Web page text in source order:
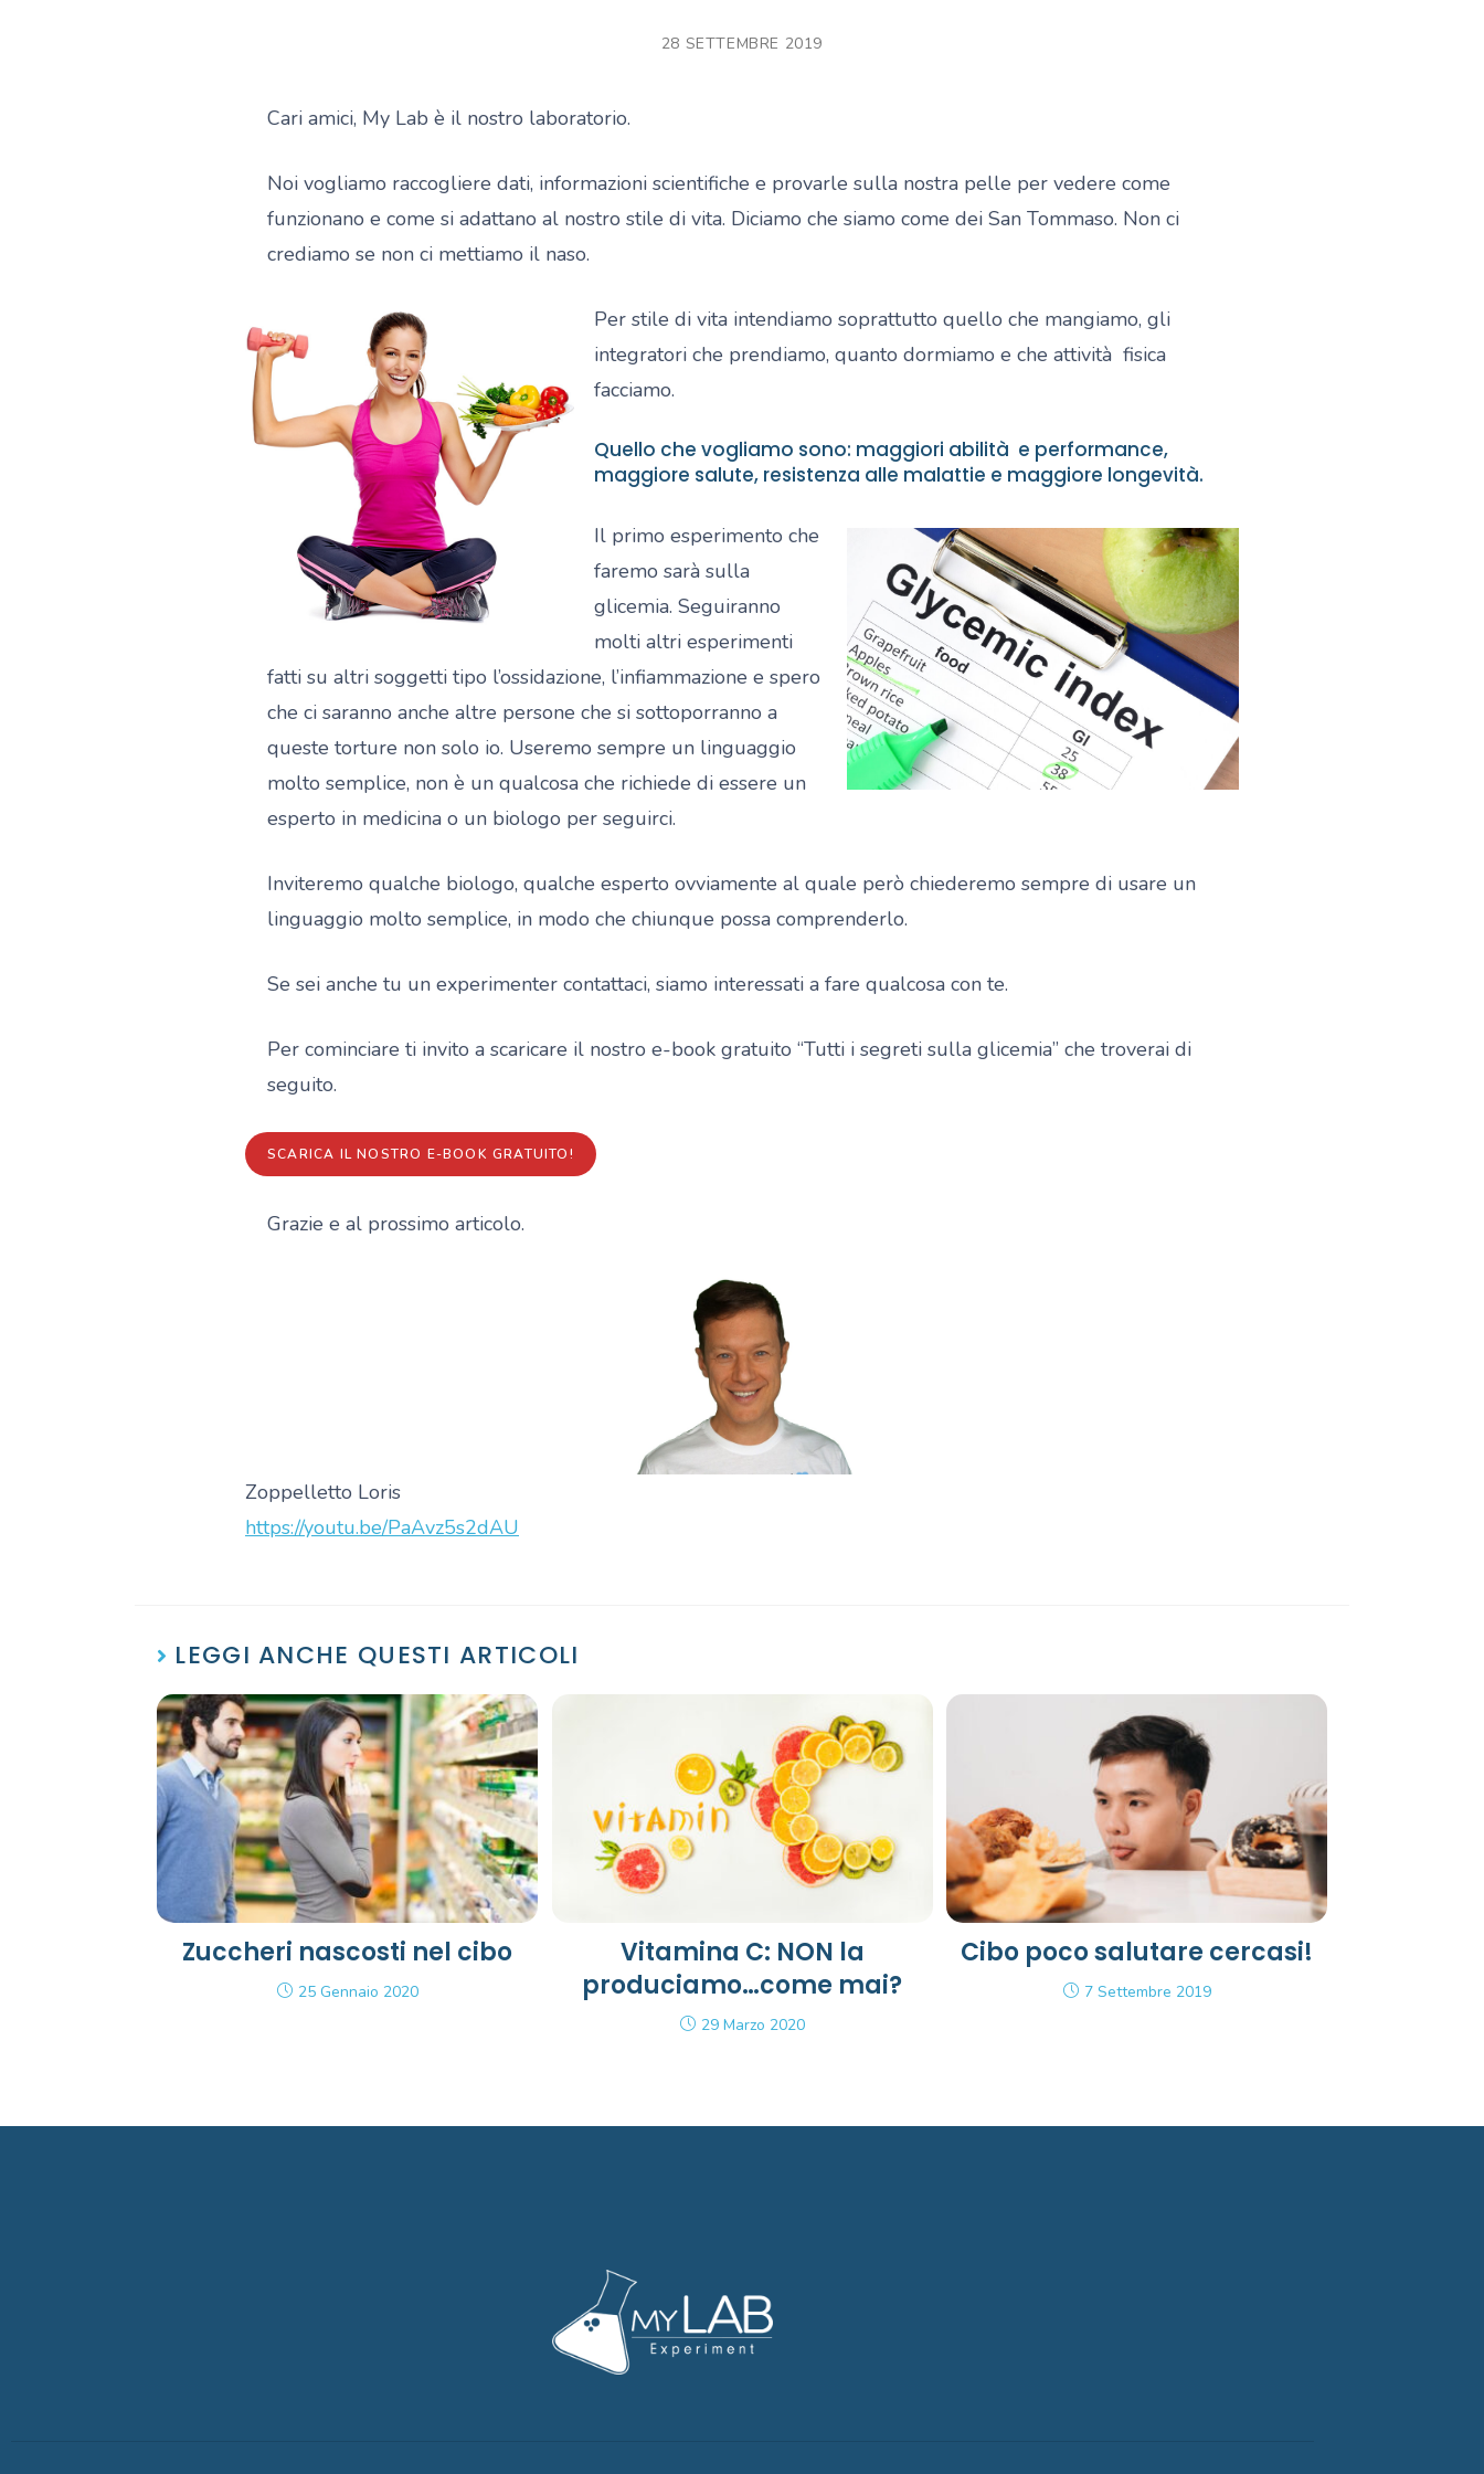
28 SETTEMBRE 2019
Cari amici, My Lab è il nostro laboratorio.
Noi vogliamo raccogliere dati, informazioni scientifiche e provarle sulla nostra pelle per vedere come
funzionano e come si adattano al nostro stile di vita. Diciamo che siamo come dei San Tommaso. Non ci
crediamo se non ci mettiamo il naso.
Per stile di vita intendiamo soprattutto quello che mangiamo, gli
integratori che prendiamo, quanto dormiamo e che attività fisica
facciamo.
Quello che vogliamo sono: maggiori abilità e performance,
maggiore salute, resistenza alle malattie e maggiore longevità.
Il primo esperimento che
faremo sarà sulla
glicemia. Seguiranno
molti altri esperimenti
fatti su altri soggetti tipo l’ossidazione, l’infiammazione e spero
che ci saranno anche altre persone che si sottoporranno a
queste torture non solo io. Useremo sempre un linguaggio
molto semplice, non è un qualcosa che richiede di essere un
esperto in medicina o un biologo per seguirci.
Inviteremo qualche biologo, qualche esperto ovviamente al quale però chiederemo sempre di usare un
linguaggio molto semplice, in modo che chiunque possa comprenderlo.
Se sei anche tu un experimenter contattaci, siamo interessati a fare qualcosa con te.
Per cominciare ti invito a scaricare il nostro e-book gratuito “Tutti i segreti sulla glicemia” che troverai di
seguito.
SCARICA IL NOSTRO E-BOOK GRATUITO!
Grazie e al prossimo articolo.
Zoppelletto Loris
https://youtu.be/PaAvz5s2dAU
LEGGI ANCHE QUESTI ARTICOLI
Zuccheri nascosti nel cibo
25 Gennaio 2020
Vitamina C: NON la
produciamo…come mai?
29 Marzo 2020
Cibo poco salutare cercasi!
7 Settembre 2019